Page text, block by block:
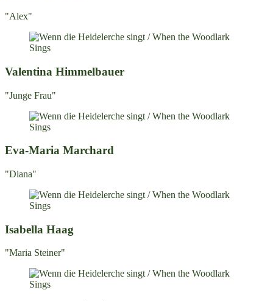
"Alex"
Valentina Himmelbauer
"Junge Frau"
Eva-Maria Marchard
"Diana"
Isabella Haag
"Maria Steiner"